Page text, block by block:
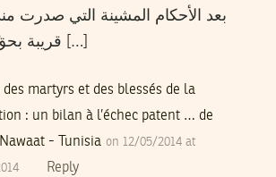
بعد الأحكام المشينة التي صدرت
قريبة بحقّ وزير […]
martyrs et des blessés de la
: un bilan à l’échec patent … de
- Tunisia on 12/05/2014 at
Reply